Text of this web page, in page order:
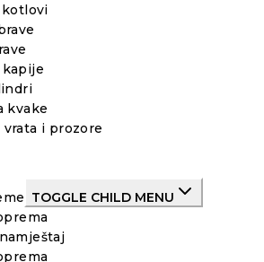
kapije
kvake
vrata i prozore
TOGGLE CHILD MENU